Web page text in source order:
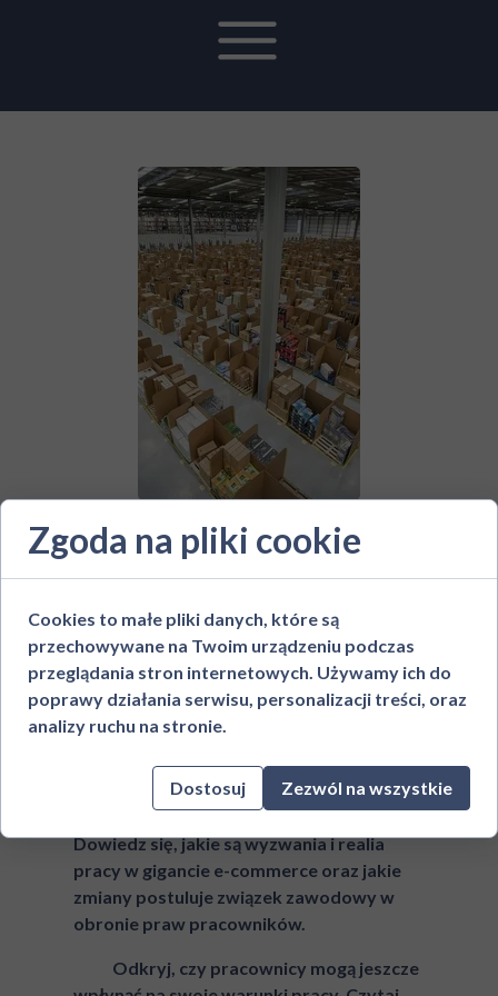
26 czerwca 2024
W świecie liczb Amazona:
Czy Pracownicy mają
jeszcze głos?
Zapraszamy do przeczytania
Agatą Wypiór,przewodniczącą NSZZ
„Solidarność” Amazon Polska,
opublikowanego wtygodniku Tysol.
Dowiedz się, jakie są wyzwania i realia
pracy w gigancie e-commerce oraz jakie
zmiany postuluje związek zawodowy w
obronie praw pracowników.
Odkryj, czy pracownicy mogą jeszcze
Zgoda na pliki cookie
Cookies to małe pliki danych, które są
przechowywane na Twoim urządzeniu podczas
przeglądania stron internetowych. Używamy ich do
poprawy działania serwisu, personalizacji treści, oraz
analizy ruchu na stronie.
Dostosuj Zezwól na wszystkie